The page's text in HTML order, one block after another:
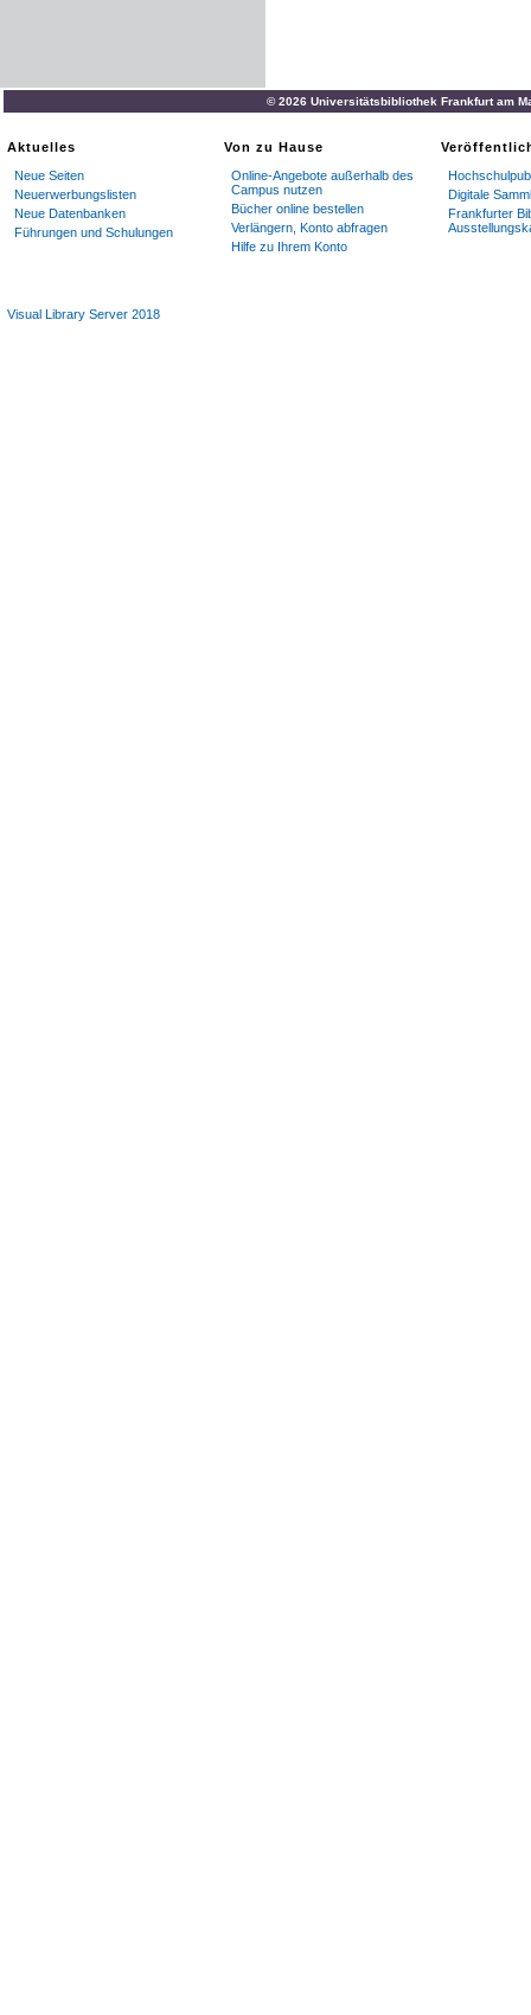
© 2026 Universitätsbibliothek Frankfurt am
Aktuelles
Neue Seiten
Neuerwerbungslisten
Neue Datenbanken
Führungen und Schulungen
Von zu Hause
Online-Angebote außerhalb des
Campus nutzen
Bücher online bestellen
Verlängern, Konto abfragen
Hilfe zu Ihrem Konto
Digitale
Frankfurter
Visual Library Server 2018